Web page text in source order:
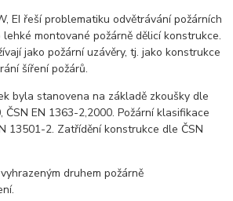
EI řeší problematiku odvětrávání požárních
montované požárně dělicí konstrukce.
jako požární uzávěry, tj. jako konstrukce
šíření požárů.
byla stanovena na základě zkoušky dle
ČSN EN 1363-2,2000. Požární klasifikace
13501-2. Zatřídění konstrukce dle ČSN
druhem požárně